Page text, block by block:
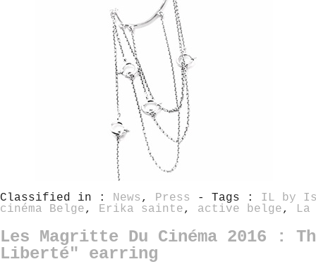
Classified in : News , Press - Tags : IL by
cinéma Belge, Erika sainte, active belge,
Les Magritte Du Cinéma 2016 :
Liberté" earring